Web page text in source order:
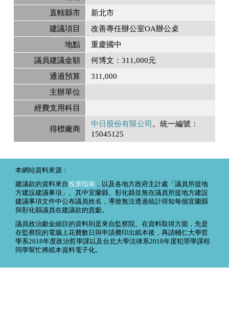
直轄縣市
新北市
建議項目
改善專任辦公室OA辦公桌
地點
重慶國中
議員建議金額
何博文：311,000元
通過預算
311,000
主辦單位
經費支用科目
得標廠商
中日股份有限公司 。統一編號：
15045125
本網站資料來源：
建議款的資料來自投票指南 ，以及各地方政府主計處「議員所提地
方建設建議事項」。其中宜蘭縣、彰化縣並無在議員所提地方建設
建議事項文件中公布議員姓名，導致無法透過統計得知每個宜蘭縣
與彰化縣議員在建議款的貢獻。
議員政治獻金細目的資料則是來自監察院。在資料取得方面，先是
在監察院的電腦上花費數日與申請費印出紙本後，再請輔仁大學哲
學系2018年度政治哲學課以及台北大學法律系2018年度犯罪學課程
同學幫忙將紙本資料電子化。